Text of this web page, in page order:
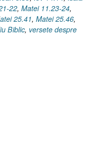
22, Matei 11.23-24,
25.41, Matei 25.46,
Biblic, versete despre